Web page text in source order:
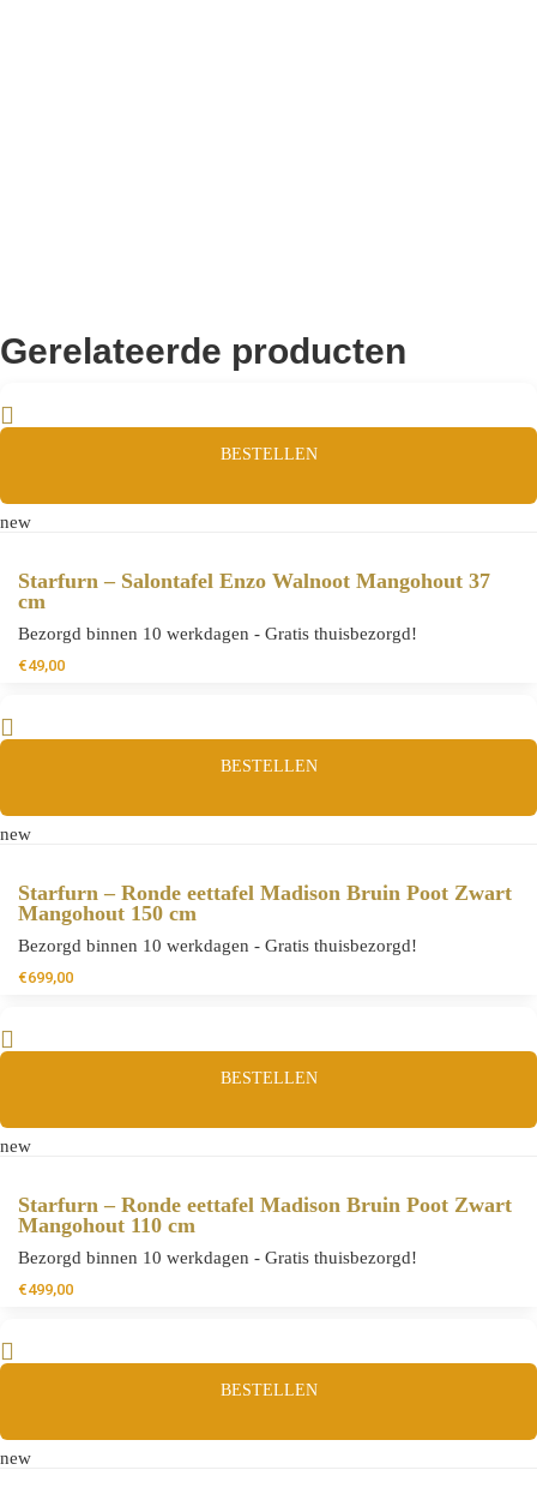
Gerelateerde producten
BESTELLEN
new
Starfurn – Salontafel Enzo Walnoot Mangohout 37
cm
Bezorgd binnen 10 werkdagen - Gratis thuisbezorgd!
€49,00
BESTELLEN
new
Starfurn – Ronde eettafel Madison Bruin Poot Zwart
Mangohout 150 cm
Bezorgd binnen 10 werkdagen - Gratis thuisbezorgd!
€699,00
BESTELLEN
new
Starfurn – Ronde eettafel Madison Bruin Poot Zwart
Mangohout 110 cm
Bezorgd binnen 10 werkdagen - Gratis thuisbezorgd!
€499,00
BESTELLEN
new